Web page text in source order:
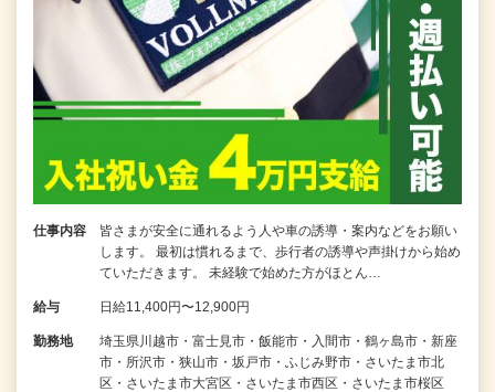
仕事内容
皆さまが安全に通れるよう人や車の誘導・案内などをお願い
します。 最初は慣れるまで、歩行者の誘導や声掛けから始め
ていただきます。 未経験で始めた方がほとん…
給与 日給11,400円〜12,900円
勤務地
埼玉県川越市・富士見市・飯能市・入間市・鶴ヶ島市・新座
市・所沢市・狭山市・坂戸市・ふじみ野市・さいたま市北
区・さいたま市大宮区・さいたま市西区・さいたま市桜区